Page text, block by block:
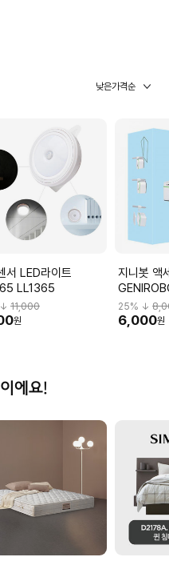
낮은가격순
서 LED라이트
LL1365
↓11,000
원
지니봇 액
25% ↓
6,000원
에요!